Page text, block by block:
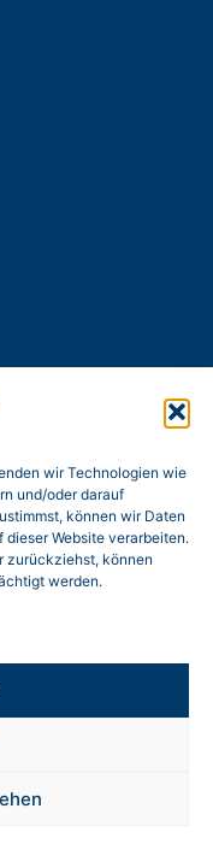
wir Technologien wie
und/oder darauf
können wir Daten
Website verarbeiten.
zurückziehst, können
werden.
| Alle